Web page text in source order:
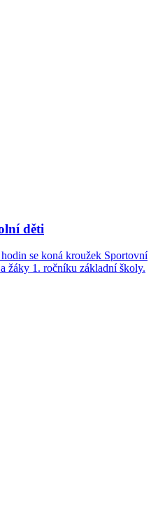
děti
se koná kroužek Sportovní
žáky 1. ročníku základní školy.